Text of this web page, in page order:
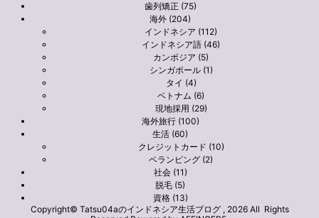
歯列矯正 (75)
海外 (204)
インドネシア (112)
インドネシア語 (46)
カンボジア (5)
シンガポール (1)
タイ (4)
ベトナム (6)
現地採用 (29)
海外旅行 (100)
生活 (60)
クレジットカード (10)
ベランピング (2)
社会 (11)
脱毛 (5)
資格 (13)
Copyright© Tatsu04aのインドネシア生活ブログ , 2026 All Rights